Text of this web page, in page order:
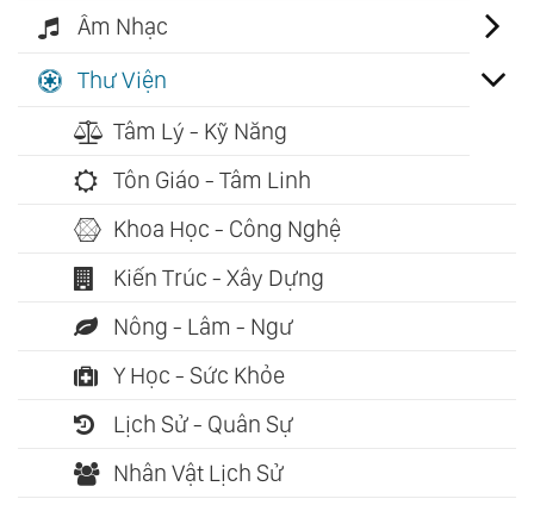
Âm Nhạc
Thư Viện
Tâm Lý - Kỹ Năng
Tôn Giáo - Tâm Linh
Khoa Học - Công Nghệ
Kiến Trúc - Xây Dựng
Nông - Lâm - Ngư
Y Học - Sức Khỏe
Lịch Sử - Quân Sự
Nhân Vật Lịch Sử